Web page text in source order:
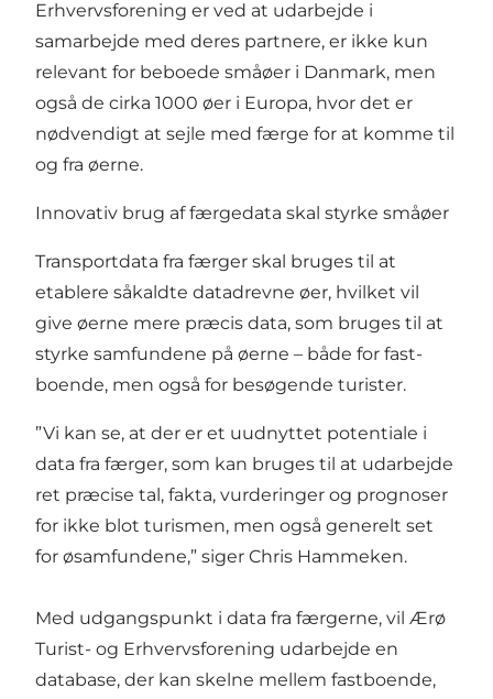
Erhvervsforening er ved at udarbejde i
samarbejde med deres partnere, er ikke kun
relevant for beboede småøer i Danmark, men
også de cirka 1000 øer i Europa, hvor det er
nødvendigt at sejle med færge for at komme til
og fra øerne.
Innovativ brug af færgedata skal styrke småøer
Transportdata fra færger skal bruges til at
etablere såkaldte datadrevne øer, hvilket vil
give øerne mere præcis data, som bruges til at
styrke samfundene på øerne – både for fast­
boende, men også for besøgende turister.
”Vi kan se, at der er et uudnyttet potentiale i
data fra færger, som kan bruges til at udarbejde
ret præcise tal, fakta, vurderinger og prognoser
for ikke blot turismen, men også generelt set
for øsamfundene,” siger Chris Hammeken.
Med udgangspunkt i data fra færgerne, vil Ærø
Turist- og Erhvervsforening udarbejde en
database, der kan skelne mellem fastboende,